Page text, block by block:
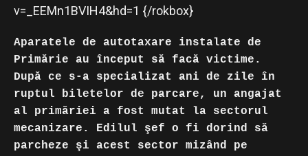
v=_EEMn1BVIH4&hd=1 {/rokbox}
Aparatele de autotaxare instalate de
Primărie au început să facă victime.
După ce s-a specializat ani de zile în
ruptul biletelor de parcare, un angajat
al primăriei a fost mutat la sectorul
mecanizare. Edilul şef o fi dorind să
parcheze şi acest sector mizând pe